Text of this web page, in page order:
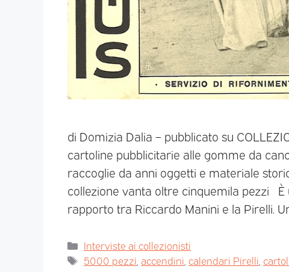
di Domizia Dalia – pubblicato su
cartoline pubblicitarie alle gomme da
raccoglie da anni oggetti e materiale
collezione vanta oltre cinquemila pezzi
rapporto tra Riccardo Manini e la Pirelli.
Interviste ai collezionisti
5000 pezzi accendini calendari Pirelli